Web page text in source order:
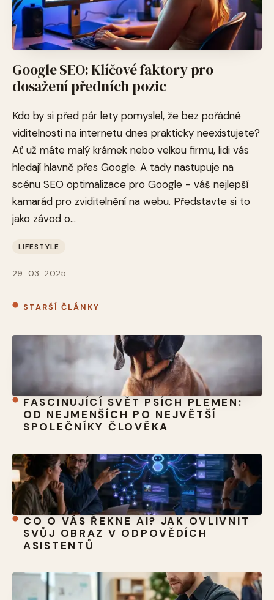
Google SEO: Klíčové faktory pro
dosažení předních pozic
Kdo by si před pár lety pomyslel, že bez pořádné
viditelnosti na internetu dnes prakticky neexistujete?
Ať už máte malý krámek nebo velkou firmu, lidi vás
hledají hlavně přes Google. A tady nastupuje na
scénu SEO optimalizace pro Google - váš nejlepší
kamarád pro zviditelnění na webu. Představte si to
jako závod o...
LIFESTYLE
29. 03. 2025
STARŠÍ ČLÁNKY
FASCINUJÍCÍ SVĚT PSÍCH PLEMEN:
OD NEJMENŠÍCH PO NEJVĚTŠÍ
SPOLEČNÍKY ČLOVĚKA
CO O VÁS ŘEKNE AI? JAK OVLIVNIT
SVŮJ OBRAZ V ODPOVĚDÍCH
ASISTENTŮ